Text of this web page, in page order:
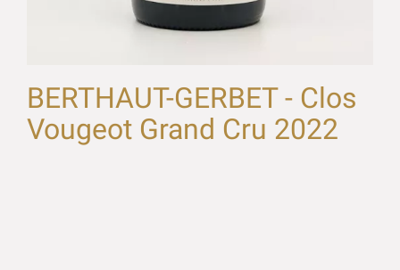
BERTHAUT-GERBET - Clos
Vougeot Grand Cru 2022